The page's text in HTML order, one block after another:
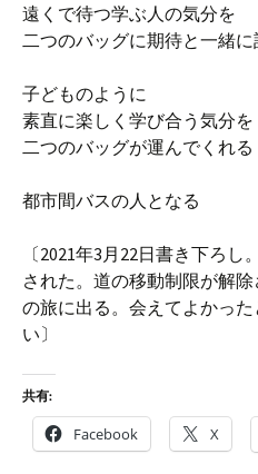
遠くで待つ学ぶ人の気分を
二つのバッグに期待と一緒
子どものように
素直に楽しく学び合う気分を
二つのバッグが運んでくれる
都市間バスの人となる
〔2021年3月22日書き下ろ
された。道の移動制限が解
の旅に出る。会えてよかっ
い〕
共有:
Facebook X